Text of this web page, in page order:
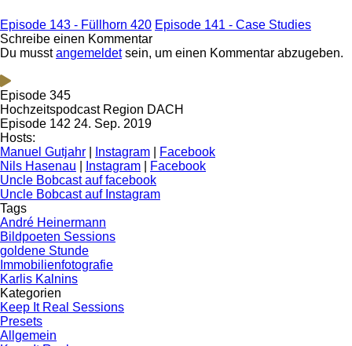
Episode 143 - Füllhorn 420 Episode 141 - Case Studies
Schreibe einen Kommentar
Du musstangemeldetsein, um einen Kommentar abzugeben.
Episode 345
Hochzeitspodcast Region DACH
Episode 142 24. Sep. 2019
Hosts:
Manuel Gutjahr
Instagram
Facebook
Nils Hasenau
Instagram
Facebook
Uncle Bobcast auf facebook
Uncle Bobcast auf Instagram
Tags
André Heinermann
Bildpoeten Sessions
goldene Stunde
Immobilienfotografie
Karlis Kalnins
Kategorien
Keep It Real Sessions
Presets
Allgemein